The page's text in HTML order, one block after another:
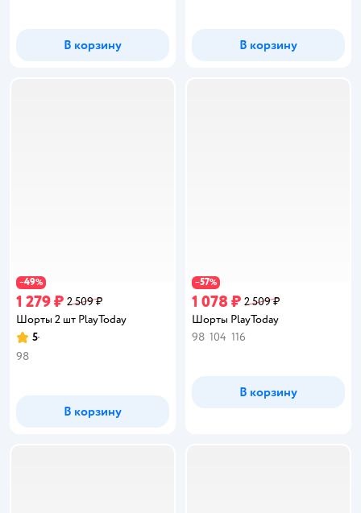
В корзину В корзину
−49%
1 279 ₽ 2 509 ₽
Шорты 2 шт PlayToday
Рейтинг:
5
98
В корзину
−57%
1 078 ₽ 2 509 ₽
Шорты PlayToday
98 104 116
В корзину